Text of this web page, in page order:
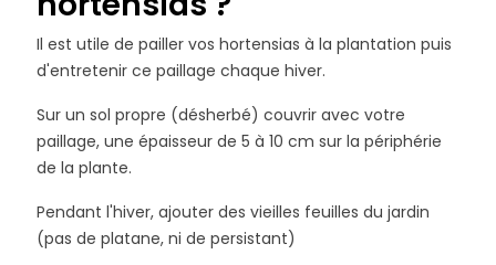
Il est utile de pailler vos hortensias à la plantation puis
d'entretenir ce paillage chaque hiver.
Sur un sol propre (désherbé) couvrir avec votre
paillage, une épaisseur de 5 à 10 cm sur la périphérie
de la plante.
Pendant l'hiver, ajouter des vieilles feuilles du jardin
(pas de platane, ni de persistant)